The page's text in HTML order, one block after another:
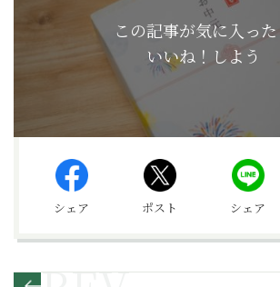
この記事が気に入っ
いいね！しよう
シェア ポスト シェア